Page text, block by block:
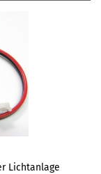
Lichtanlage